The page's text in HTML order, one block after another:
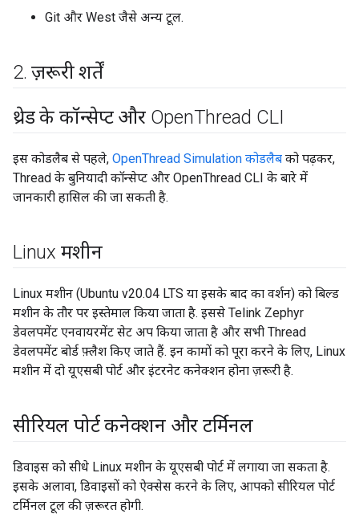
Git और West जैसे अन्य टूल.
2. ज़रूरी शर्तें
थ्रेड के कॉन्सेप्ट और OpenThread CLI
इस कोडलैब से पहले, OpenThread Simulation कोडलैब को पढ़कर,
Thread के बुनियादी कॉन्सेप्ट और OpenThread CLI के बारे में
जानकारी हासिल की जा सकती है.
Linux मशीन
Linux मशीन (Ubuntu v20.04 LTS या इसके बाद का वर्शन) को बिल्ड
मशीन के तौर पर इस्तेमाल किया जाता है. इससे Telink Zephyr
डेवलपमेंट एनवायरमेंट सेट अप किया जाता है और सभी Thread
डेवलपमेंट बोर्ड फ़्लैश किए जाते हैं. इन कामों को पूरा करने के लिए, Linux
मशीन में दो यूएसबी पोर्ट और इंटरनेट कनेक्शन होना ज़रूरी है.
सीरियल पोर्ट कनेक्शन और टर्मिनल
डिवाइस को सीधे Linux मशीन के यूएसबी पोर्ट में लगाया जा सकता है.
इसके अलावा, डिवाइसों को ऐक्सेस करने के लिए, आपको सीरियल पोर्ट
टर्मिनल टूल की ज़रूरत होगी.